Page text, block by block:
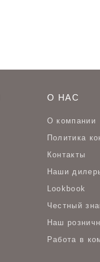
О НАС
О компании
Политика
Контакты
Наши
Lookbook
Честный
Наш
Работа в